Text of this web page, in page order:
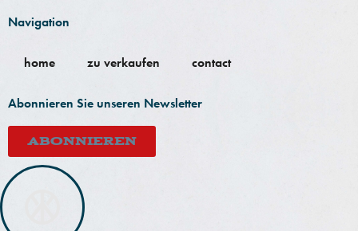
Navigation
home zu verkaufen contact
Abonnieren Sie unseren Newsletter
ABONNIEREN